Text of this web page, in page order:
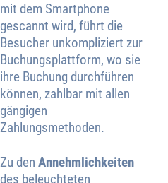
mit dem Smartphone
gescannt wird, führt die
Besucher unkompliziert zur
Buchungsplattform, wo sie
ihre Buchung durchführen
können, zahlbar mit allen
gängigen
Zahlungsmethoden.
Zu den Annehmlichkeiten
des beleuchteten